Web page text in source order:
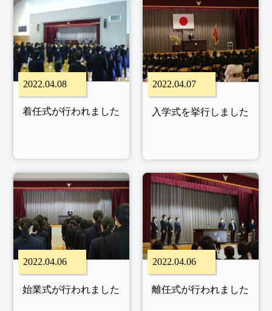
2022.04.08
着任式が行われました
2022.04.07
入学式を挙行しました
2022.04.06
始業式が行われました
2022.04.06
離任式が行われました